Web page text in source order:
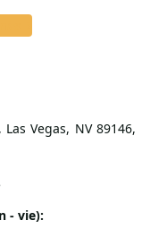
Vegas, NV 89146,
- vie):